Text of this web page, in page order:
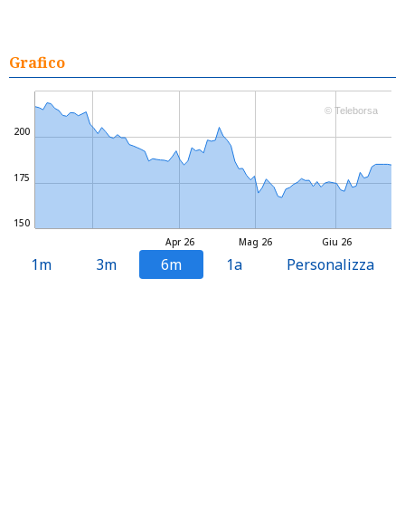
Grafico
Mag 26
Apr 26 Giu 26
150
175
200
© Teleborsa
1m 3m 6m 1a Personalizza